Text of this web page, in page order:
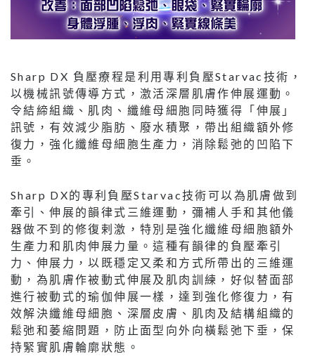
Sharp DX 負壓療程是利用專利負壓Starvac技術，
以機械訊號傳導方式，激活深層肌膚作伸展運動。
令結締組織、肌肉、纖維母細胞同時獲得「伸展」
訊號，有效減少脂肪、廢水積聚，帶出組織額外修
復力，強化纖維母細胞生產力，消除鬆弛的凹陷下
垂。
Sharp DX的專利負壓Starvac技術可以為肌膚做到
牽引、伸展的韻律式三維運動，彌補人手和其他儀
器做不到的修復剌激，特別是強化纖維母細胞額外
生產力和肌肉伸展力量。這種有韻律的負壓牽引
力、伸展力，以既穩定又柔和方式所帶出的三維運
動，為肌膚作被動式伸展及肌肉訓練，好似替面部
進行被動式的瑜伽伸展一樣，達到強化修復力，有
效解決纖維母細胞、深層皮膚、肌肉及結構組織的
鬆弛和萎縮問題，防止面型向外向橫鬆弛下垂，保
持緊實肌膚輪廓狀態。